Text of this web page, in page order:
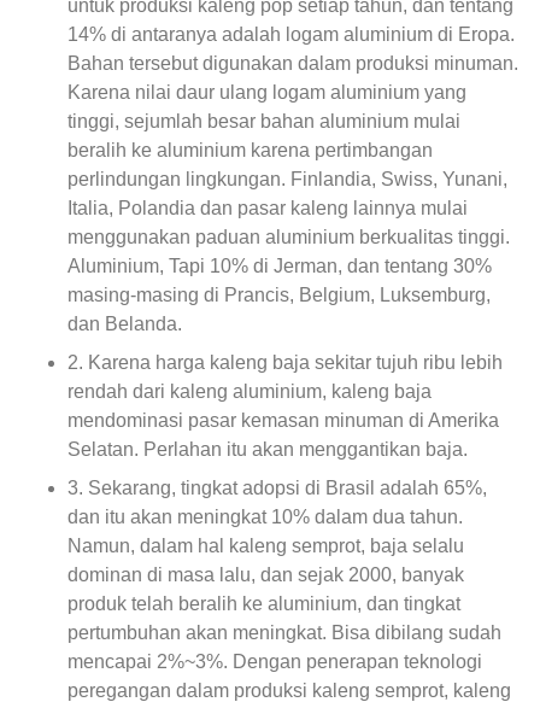
untuk produksi kaleng pop setiap tahun, dan tentang
14% di antaranya adalah logam aluminium di Eropa.
Bahan tersebut digunakan dalam produksi minuman.
Karena nilai daur ulang logam aluminium yang
tinggi, sejumlah besar bahan aluminium mulai
beralih ke aluminium karena pertimbangan
perlindungan lingkungan. Finlandia, Swiss, Yunani,
Italia, Polandia dan pasar kaleng lainnya mulai
menggunakan paduan aluminium berkualitas tinggi.
Aluminium, Tapi 10% di Jerman, dan tentang 30%
masing-masing di Prancis, Belgium, Luksemburg,
dan Belanda.
2. Karena harga kaleng baja sekitar tujuh ribu lebih
rendah dari kaleng aluminium, kaleng baja
mendominasi pasar kemasan minuman di Amerika
Selatan. Perlahan itu akan menggantikan baja.
3. Sekarang, tingkat adopsi di Brasil adalah 65%,
dan itu akan meningkat 10% dalam dua tahun.
Namun, dalam hal kaleng semprot, baja selalu
dominan di masa lalu, dan sejak 2000, banyak
produk telah beralih ke aluminium, dan tingkat
pertumbuhan akan meningkat. Bisa dibilang sudah
mencapai 2%~3%. Dengan penerapan teknologi
peregangan dalam produksi kaleng semprot, kaleng